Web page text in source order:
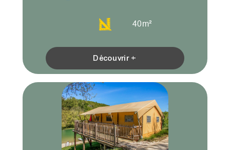
40m²
Découvrir +